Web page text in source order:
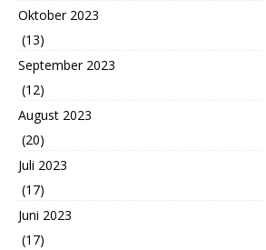
Oktober 2023
(13)
September 2023
(12)
August 2023
(20)
Juli 2023
(17)
Juni 2023
(17)